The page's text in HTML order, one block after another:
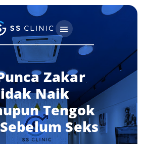
Zakar
Naik
Tengok
Seks